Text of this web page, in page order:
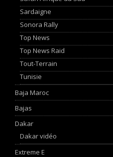
Sardaigne
Sonora Rally
Top News
Top News Raid
Tout-Terrain
Tunisie
Baja Maroc
Bajas
Dakar
Dakar vidéo
Extreme E